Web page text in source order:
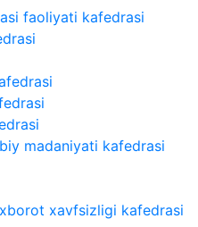
faoliyati kafedrasi
madaniyati kafedrasi
xavfsizligi kafedrasi